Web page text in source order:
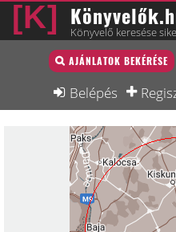
Könyvelő keresése
AJÁNLATOK BEKÉRÉSE
Belépés
Könyvelő lista
Könyvelési munkák